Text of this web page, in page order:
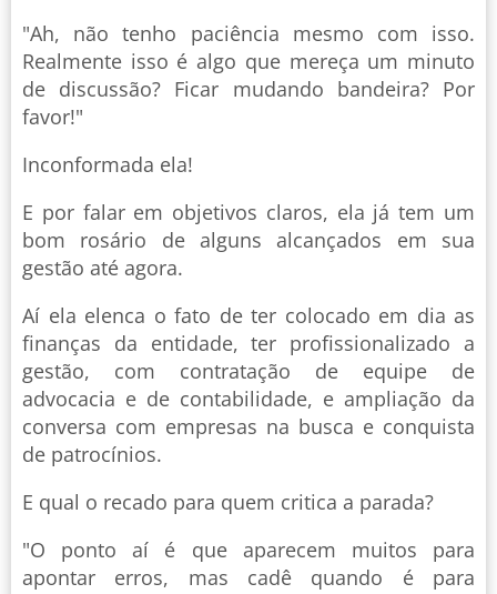
"Ah, não tenho paciência mesmo com isso.
Realmente isso é algo que mereça um minuto
de discussão? Ficar mudando bandeira? Por
favor!"
Inconformada ela!
E por falar em objetivos claros, ela já tem um
bom rosário de alguns alcançados em sua
gestão até agora.
Aí ela elenca o fato de ter colocado em dia as
finanças da entidade, ter profissionalizado a
gestão, com contratação de equipe de
advocacia e de contabilidade, e ampliação da
conversa com empresas na busca e conquista
de patrocínios.
E qual o recado para quem critica a parada?
"O ponto aí é que aparecem muitos para
apontar erros, mas cadê quando é para